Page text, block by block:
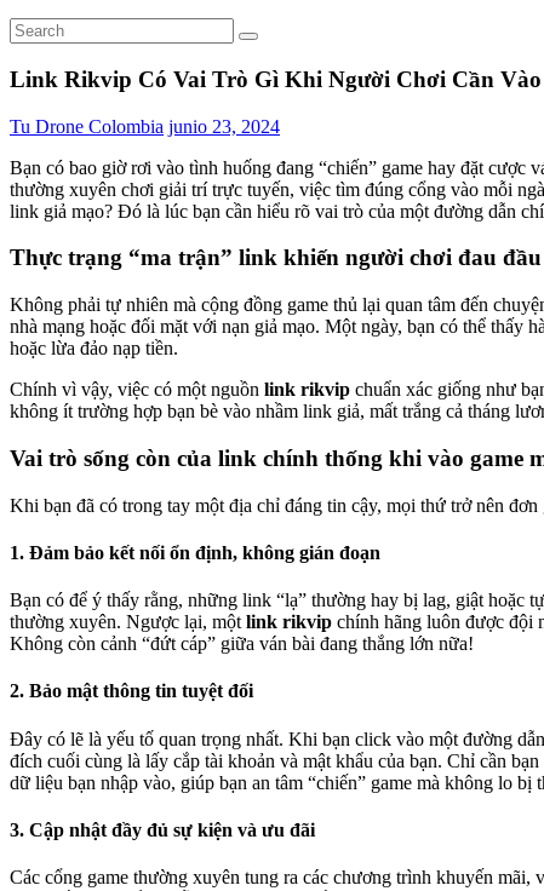
Link Rikvip Có Vai Trò Gì Khi Người Chơi Cần
Tu Drone Colombia junio 23, 2024
Bạn có bao giờ rơi vào tình huống đang “chiến” game hay đặt
thường xuyên chơi giải trí trực tuyến, việc tìm đúng cổng vào mỗi
link giả mạo? Đó là lúc bạn cần hiểu rõ vai trò của một đường dẫn
Thực trạng “ma trận” link khiến người chơi đau đầu
Không phải tự nhiên mà cộng đồng game thủ lại quan tâm đến
nhà mạng hoặc đối mặt với nạn giả mạo. Một ngày, bạn có thể thấy
hoặc lừa đảo nạp tiền.
Chính vì vậy, việc có một nguồn link rikvip chuẩn xác giống như
không ít trường hợp bạn bè vào nhầm link giả, mất trắng cả tháng
Vai trò sống còn của link chính thống khi vào game
Khi bạn đã có trong tay một địa chỉ đáng tin cậy, mọi thứ trở nên
1. Đảm bảo kết nối ổn định, không gián đoạn
Bạn có để ý thấy rằng, những link “lạ” thường hay bị lag, giật hoặc
thường xuyên. Ngược lại, một link rikvip chính hãng luôn được đội
Không còn cảnh “đứt cáp” giữa ván bài đang thắng lớn nữa!
2. Bảo mật thông tin tuyệt đối
Đây có lẽ là yếu tố quan trọng nhất. Khi bạn click vào một đường
đích cuối cùng là lấy cắp tài khoản và mật khẩu của bạn. Chỉ cần
dữ liệu bạn nhập vào, giúp bạn an tâm “chiến” game mà không lo bị
3. Cập nhật đầy đủ sự kiện và ưu đãi
Các cổng game thường xuyên tung ra các chương trình khuyến